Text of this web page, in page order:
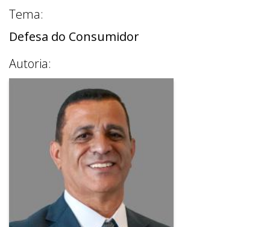
Tema:
Defesa do Consumidor
Autoria: